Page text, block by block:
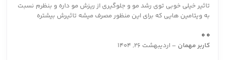
تاثیر خیلی خوبی توی رشد مو و جلوگیری از ریزش مو داره و بنظرم نسبت
به ویتامین هایی که برای این منظور مصرف میشه تاثیرش بیشتره
0
0
کاربر مهمان – اردیبهشت 26, 1404